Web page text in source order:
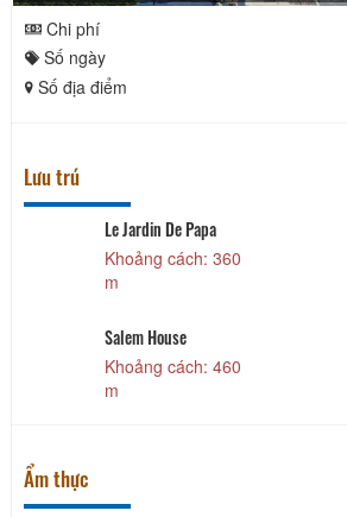
Chi phí
Số ngày
Số địa điểm
Lưu trú
Le Jardin De Papa
Khoảng cách: 360
m
Salem House
Khoảng cách: 460
m
Ẩm thực